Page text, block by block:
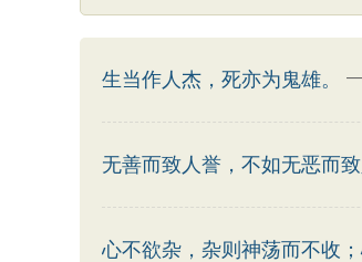
生当作人杰，死亦为鬼雄。
无善而致人誉，不如无恶而致
心不欲杂，杂则神荡而不收